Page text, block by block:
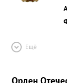
Ещё
Орден